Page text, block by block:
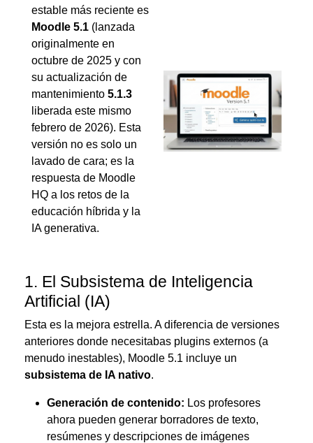
estable más reciente es
Moodle 5.1 (lanzada
originalmente en
octubre de 2025 y con
su actualización de
mantenimiento 5.1.3
liberada este mismo
febrero de 2026). Esta
versión no es solo un
lavado de cara; es la
respuesta de Moodle
HQ a los retos de la
educación híbrida y la
IA generativa.
1. El Subsistema de Inteligencia
Artificial (IA)
Esta es la mejora estrella. A diferencia de versiones
anteriores donde necesitabas plugins externos (a
menudo inestables), Moodle 5.1 incluye un
subsistema de IA nativo.
Generación de contenido: Los profesores
ahora pueden generar borradores de texto,
resúmenes y descripciones de imágenes